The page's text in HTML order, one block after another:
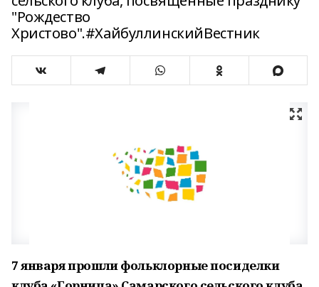
"Рождество
Христово".#ХайбуллинскийВестник
7 января прошли фольклорные посиделки